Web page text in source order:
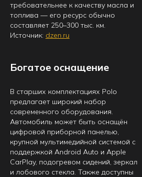
требовательнее к качеству масла и
топлива — его ресурс обычно
составляет 250–300 тыс. км.
Источник: dzen.ru
Богатое оснащение
В старших комплектациях Polo
предлагает широкий набор
современного оборудования.
Автомобиль может быть оснащён
цифровой приборной панелью,
крупной мультимедийной системой с
поддержкой Android Auto и Apple
CarPlay, подогревом сидений, зеркал
и лобового стекла. Также доступны